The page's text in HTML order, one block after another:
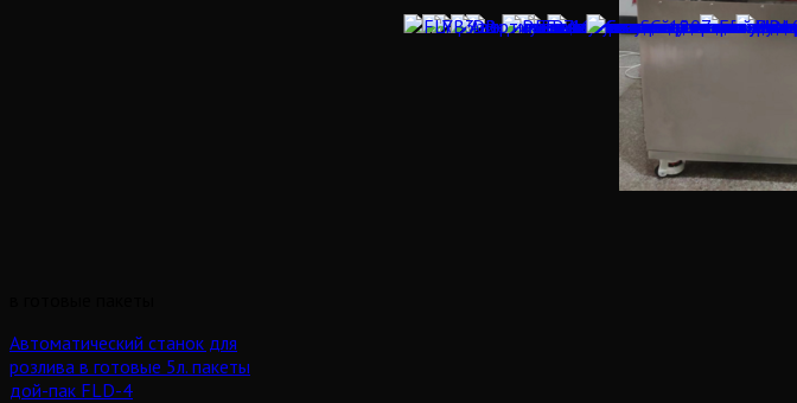
Автоматический станок для
розлива в готовые 5л. пакеты
дой-пак FLD-4